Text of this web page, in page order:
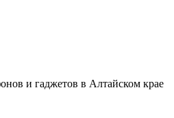
и гаджетов в Алтайском крае